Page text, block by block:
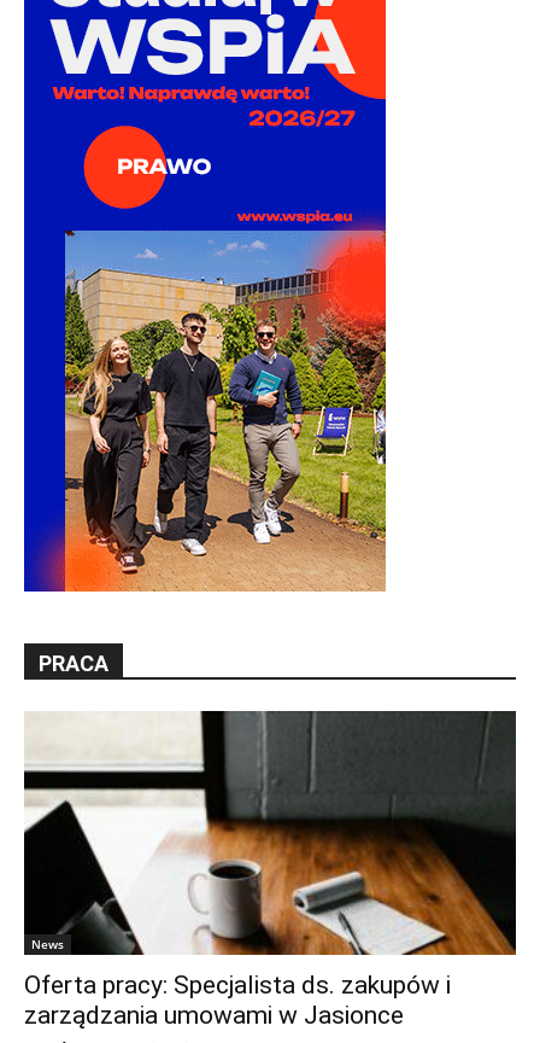
PRACA
News
Oferta pracy: Specjalista ds. zakupów i
zarządzania umowami w Jasionce